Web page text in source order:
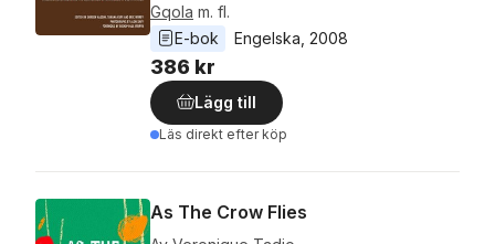
Gqola m. fl.
E-bok
Engelska 2008
386 kr
Lägg till
Läs direkt efter köp
As The Crow Flies